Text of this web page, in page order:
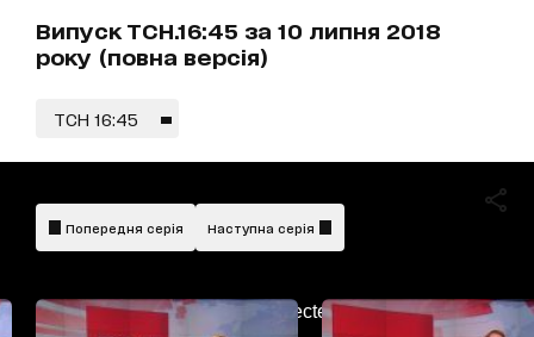
Випуск ТСН.16:45 за 10 липня 2018
року (повна версія)
ТСН 16:45
AdBlockDetected!
Попередня серія Наступна серія